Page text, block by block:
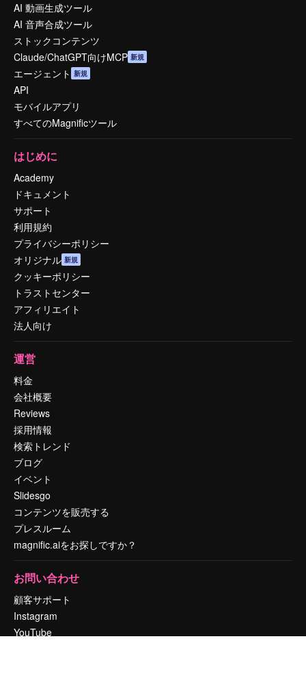
AI 動画生成ツール
AI 音声合成ツール
ストックコンテンツ
Claude/ChatGPT向けMCP 新規
エージェント 新規
API
モバイルアプリ
すべてのMagnificツール
はじめに
Academy
ドキュメント
サポート
利用規約
プライバシーポリシー
オリジナル 新規
クッキーポリシー
トラストセンター
アフィリエイト
法人向け
運営
料金
会社概要
Reviews
採用情報
検索トレンド
ブログ
イベント
Slidesgo
コンテンツを販売する
プレスルーム
magnific.aiをお探しですか？
お問い合わせ
顧客サポート
Instagram
YouTube